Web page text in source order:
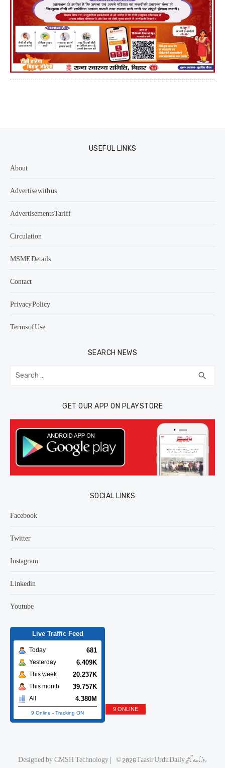
USEFUL LINKS
About
Advertise with us
Advertisements Tariff
Circulation
MSME Details
Contact
Privacy Policy
Terms of Use
SEARCH NEWS
Search
for: search
GET OUR APP ON PLAYSTORE
SOCIAL LINKS
Facebook
Twitter
Instagram
Linkedin
Youtube
Live Traffic Feed
Today 681
Yesterday 6.409K
This week 20.237K
This month 39.757K
All 4.380M
9 Online - Tracking ON
9 ONLINE
Designed byCMSH Technology| © 2026 Taasir Urdu Daily روزنامه تاثیر